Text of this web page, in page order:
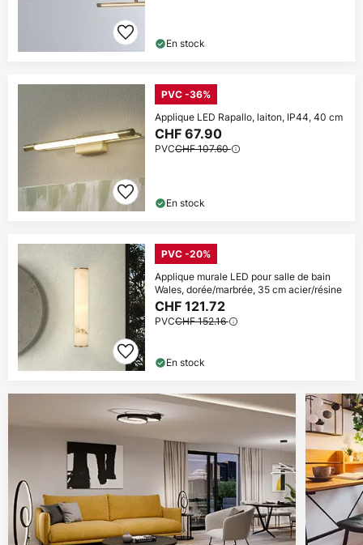
En stock
PVC -36%
Applique LED Rapallo, laiton, IP44, 40 cm
CHF 67.90
PVCCHF 107.60
En stock
PVC -20%
Applique murale LED pour salle de bain
Wales, dorée/marbrée, 35 cm acier/résine
CHF 121.72
PVCCHF 152.16
En stock